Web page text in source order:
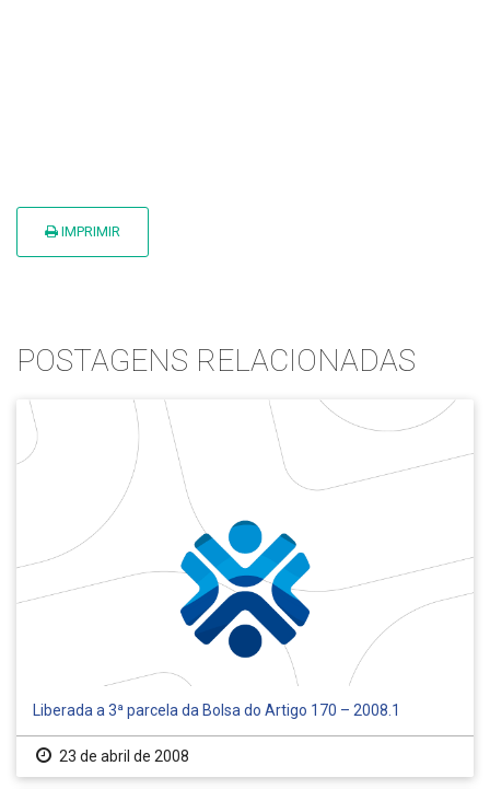
IMPRIMIR
POSTAGENS RELACIONADAS
Liberada a 3ª parcela da Bolsa do Artigo 170 – 2008.1
23 de abril de 2008